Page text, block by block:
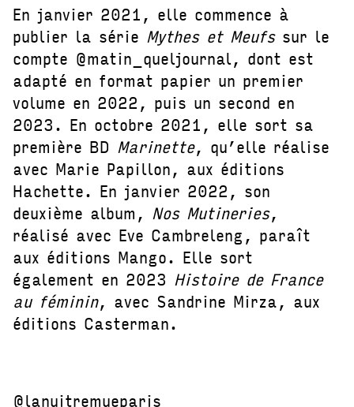
En janvier 2021, elle commence à
publier la série Mythes et Meufssur le
compte @matin_queljournal, dont est
adapté en format papier un premier
volume en 2022, puis un second en
2023. En octobre 2021, elle sort sa
première BD Marinette, qu’elle réalise
avec Marie Papillon, aux éditions
Hachette. En janvier 2022, son
deuxième album, Nos Mutineries,
réalisé avec Eve Cambreleng, paraît
aux éditions Mango. Elle sort
également en 2023 Histoire de France
au féminin, avec Sandrine Mirza, aux
éditions Casterman.
@lanuitremueparis